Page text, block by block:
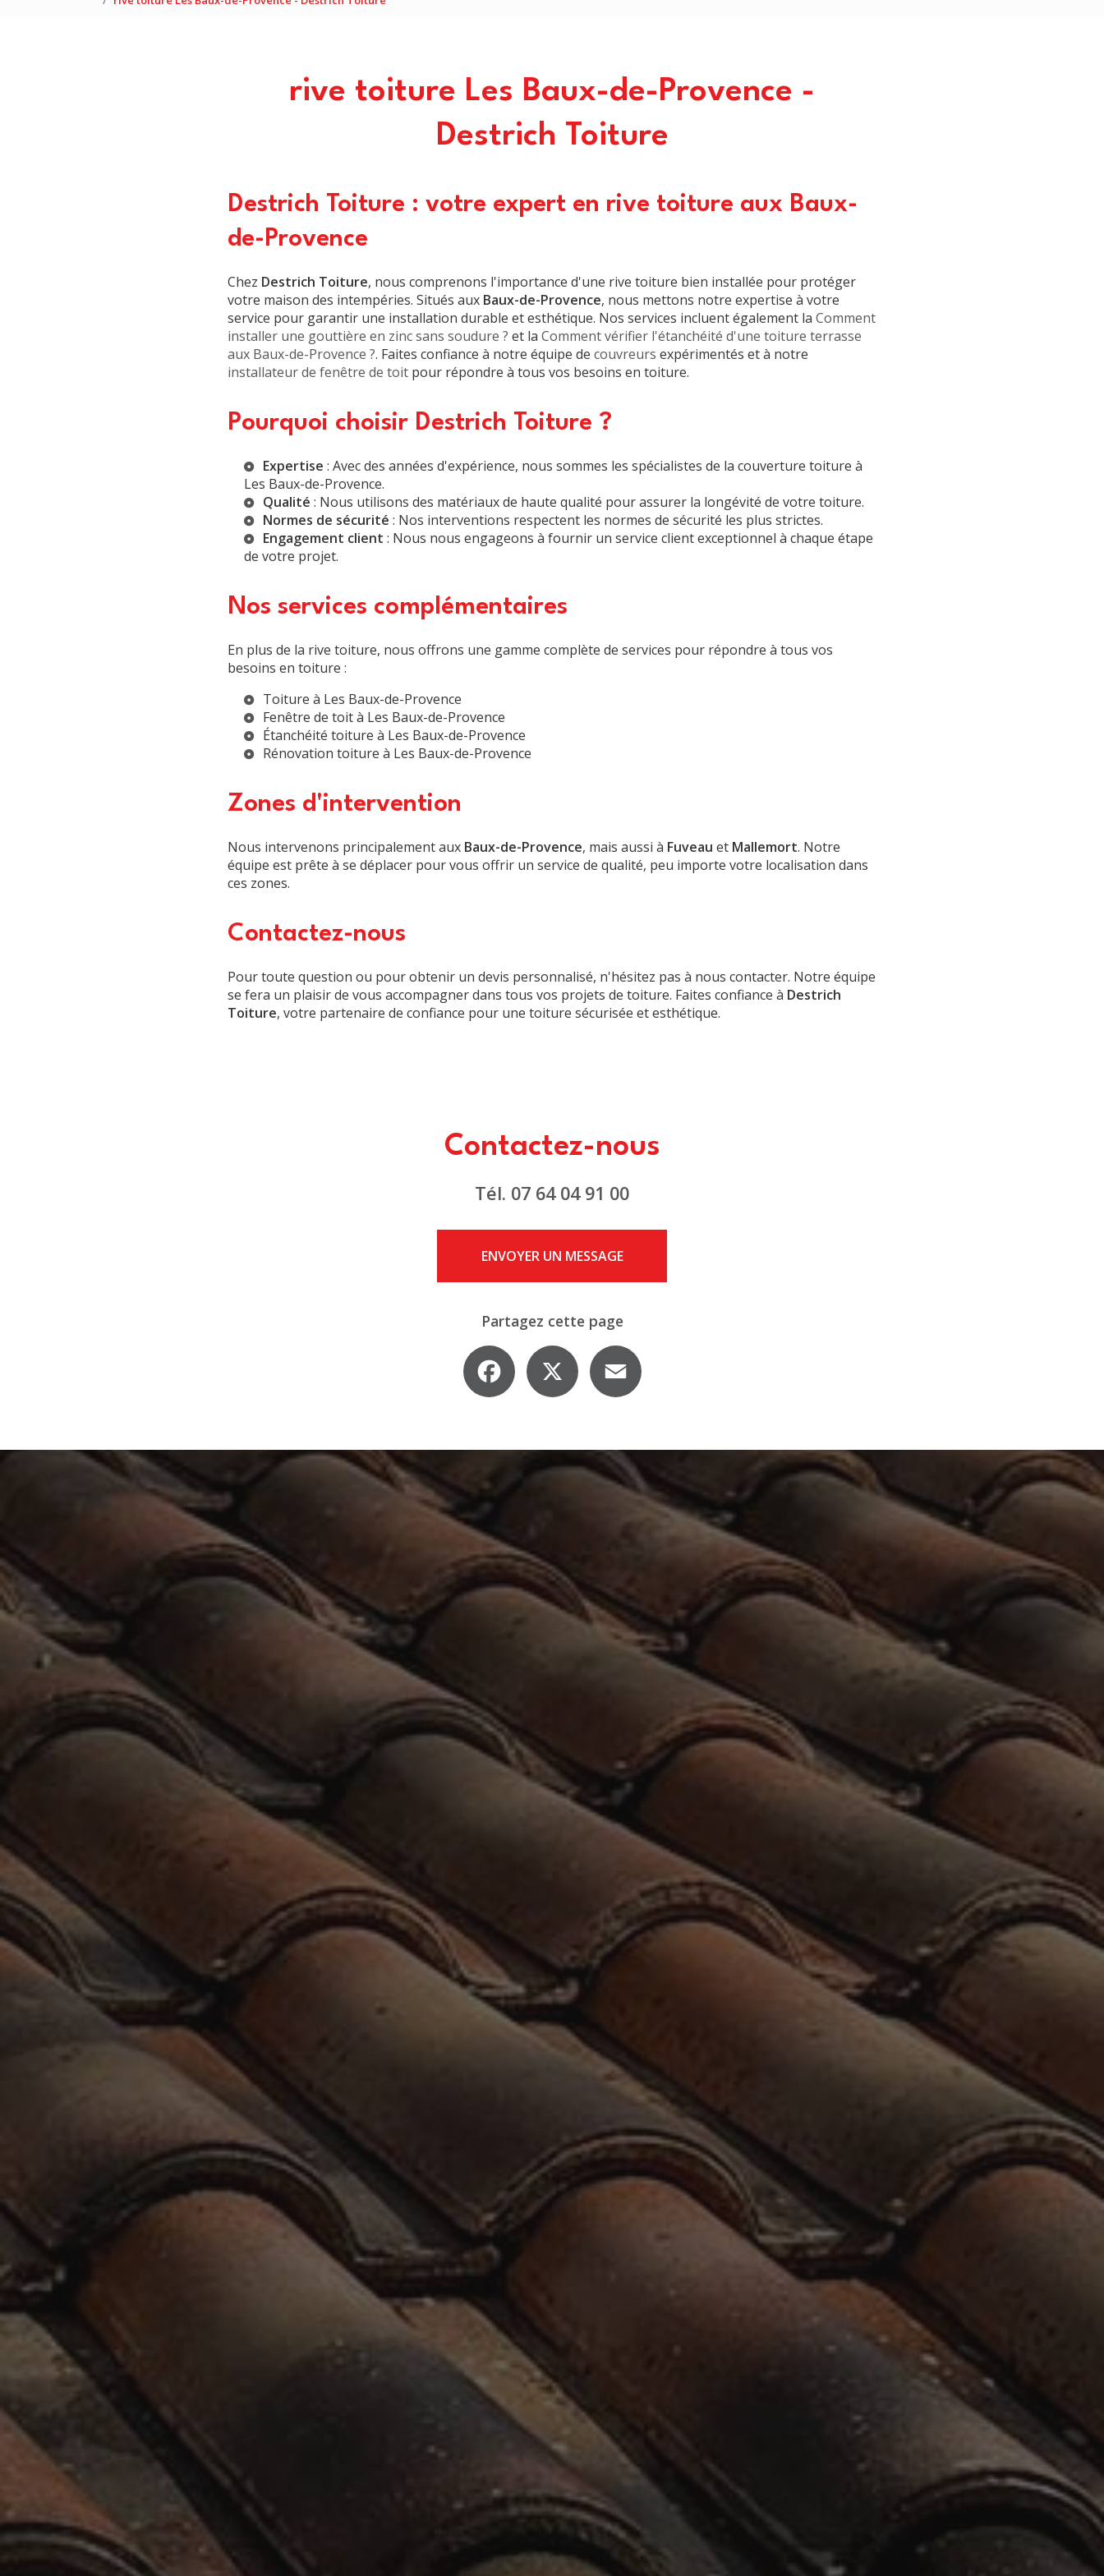
rive toiture Les Baux-de-Provence -
Destrich Toiture
Destrich Toiture : votre expert en rive toiture aux Baux-
de-Provence
Chez Destrich Toiture, nous comprenons l'importance d'une rive toiture bien installée pour protéger
votre maison des intempéries. Situés aux Baux-de-Provence, nous mettons notre expertise à votre
service pour garantir une installation durable et esthétique. Nos services incluent également la Comment
installer une gouttière en zinc sans soudure ? et la Comment vérifier l'étanchéité d'une toiture terrasse
aux Baux-de-Provence ?. Faites confiance à notre équipe de couvreurs expérimentés et à notre
installateur de fenêtre de toit pour répondre à tous vos besoins en toiture.
Pourquoi choisir Destrich Toiture ?
Expertise : Avec des années d'expérience, nous sommes les spécialistes de la couverture toiture à
Les Baux-de-Provence.
Qualité : Nous utilisons des matériaux de haute qualité pour assurer la longévité de votre toiture.
Normes de sécurité : Nos interventions respectent les normes de sécurité les plus strictes.
Engagement client : Nous nous engageons à fournir un service client exceptionnel à chaque étape
de votre projet.
Nos services complémentaires
En plus de la rive toiture, nous offrons une gamme complète de services pour répondre à tous vos
besoins en toiture :
Toiture à Les Baux-de-Provence
Fenêtre de toit à Les Baux-de-Provence
Étanchéité toiture à Les Baux-de-Provence
Rénovation toiture à Les Baux-de-Provence
Zones d'intervention
Nous intervenons principalement aux Baux-de-Provence, mais aussi à Fuveau et Mallemort. Notre
équipe est prête à se déplacer pour vous offrir un service de qualité, peu importe votre localisation dans
ces zones.
Contactez-nous
Pour toute question ou pour obtenir un devis personnalisé, n'hésitez pas à nous contacter. Notre équipe
se fera un plaisir de vous accompagner dans tous vos projets de toiture. Faites confiance à Destrich
Toiture, votre partenaire de confiance pour une toiture sécurisée et esthétique.
Contactez-nous
Tél. 07 64 04 91 00
ENVOYER UN MESSAGE
Partagez cette page
Facebook